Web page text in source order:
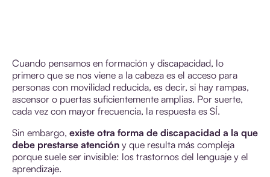
Cuando pensamos en formación y discapacidad, lo
primero que se nos viene a la cabeza es el acceso para
personas con movilidad reducida, es decir, si hay rampas,
ascensor o puertas suficientemente amplias. Por suerte,
cada vez con mayor frecuencia, la respuesta es SÍ.
Sin embargo, existe otra forma de discapacidad a la que
debe prestarse atención y que resulta más compleja
porque suele ser invisible: los trastornos del lenguaje y el
aprendizaje.